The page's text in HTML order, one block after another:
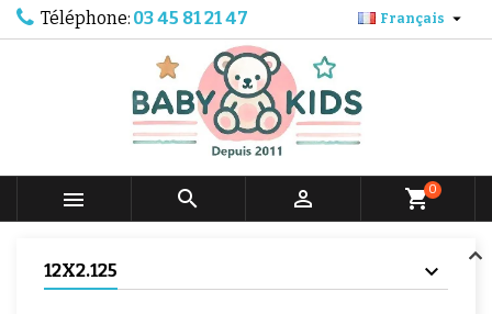
Téléphone: 03 45 81 21 47 Français 
   shopping_cart0
12X2.125